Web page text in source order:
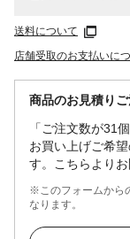
送料について
店舗受取のお支払いに
商品のお見積り
「ご注文数が31
お買い上げご希
す。こちらよりお
※このフォームから
なります。